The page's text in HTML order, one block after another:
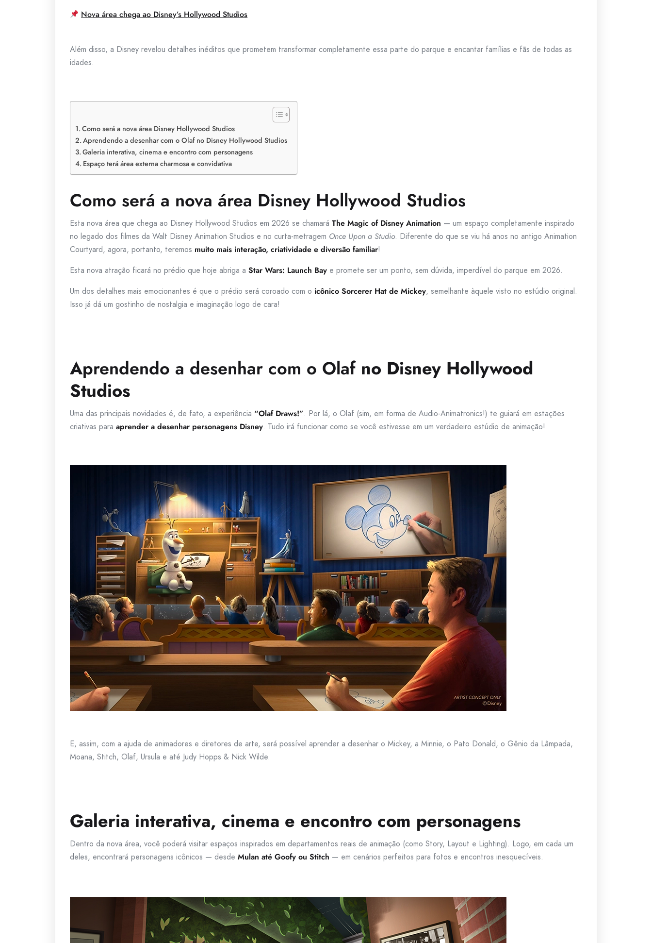
Nova área chega ao Disney’s Hollywood Studios
Além disso, a Disney revelou detalhes inéditos que prometem transformar completamente essa parte do parque e encantar famílias e fãs de todas as
idades.
Como será a nova área Disney Hollywood Studios
Aprendendo a desenhar com o Olaf no Disney Hollywood Studios
Galeria interativa, cinema e encontro com personagens
Espaço terá área externa charmosa e convidativa
Como será a nova área Disney Hollywood Studios
Esta nova área que chega ao Disney Hollywood Studios em 2026 se chamará The Magic of Disney Animation — um espaço completamente inspirado
no legado dos filmes da Walt Disney Animation Studios e no curta-metragem Once Upon a Studio. Diferente do que se viu há anos no antigo Animation
Courtyard, agora, portanto, teremos muito mais interação, criatividade e diversão familiar!
Esta nova atração ficará no prédio que hoje abriga a Star Wars: Launch Bay e promete ser um ponto, sem dúvida, imperdível do parque em 2026.
Um dos detalhes mais emocionantes é que o prédio será coroado com o icônico Sorcerer Hat de Mickey, semelhante àquele visto no estúdio original.
Isso já dá um gostinho de nostalgia e imaginação logo de cara!
Aprendendo a desenhar com o Olafno Disney Hollywood
Studios
Uma das principais novidades é, de fato, a experiência “Olaf Draws!”. Por lá, o Olaf (sim, em forma de Audio-Animatronics!) te guiará em estações
criativas para aprender a desenhar personagens Disney. Tudo irá funcionar como se você estivesse em um verdadeiro estúdio de animação!
E, assim, com a ajuda de animadores e diretores de arte, será possível aprender a desenhar o Mickey, a Minnie, o Pato Donald, o Gênio da Lâmpada,
Moana, Stitch, Olaf, Ursula e até Judy Hopps & Nick Wilde.
Galeria interativa, cinema e encontro com personagens
Dentro da nova área, você poderá visitar espaços inspirados em departamentos reais de animação (como Story, Layout e Lighting). Logo, em cada um
deles, encontrará personagens icônicos — desde Mulan até Goofy ou Stitch — em cenários perfeitos para fotos e encontros inesquecíveis.